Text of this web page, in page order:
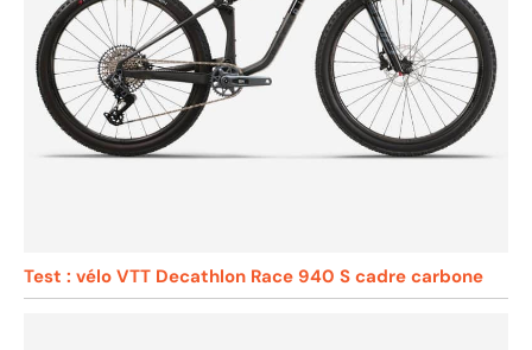
Test : vélo VTT Decathlon Race 940 S cadre carbone